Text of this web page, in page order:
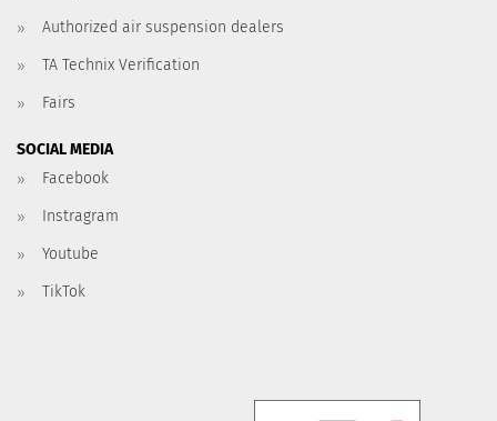
Authorized air suspension dealers
TA Technix Verification
Fairs
SOCIAL MEDIA
Facebook
Instragram
Youtube
TikTok